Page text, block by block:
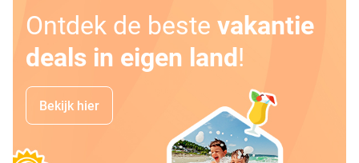
Ontdek de beste vakantie
deals in eigen land!
Bekijk hier